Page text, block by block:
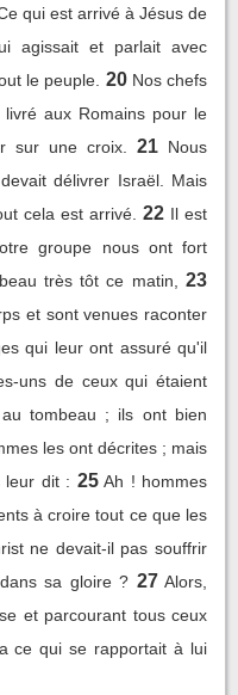
qui est arrivé à Jésus de
agissait et parlait avec
le peuple. 20 Nos chefs
aux Romains pour le
sur une croix.
21 Nous
délivrer Israël. Mais
cela est arrivé. 22 Il est
groupe nous ont fort
très tôt ce matin,
23
et sont venues raconter
qui leur ont assuré qu'il
uns de ceux qui étaient
tombeau ; ils ont bien
les ont décrites ; mais
leur dit : 25 Ah ! hommes
à croire tout ce que les
ne devait-il pas souffrir
sa gloire ? 27 Alors,
et parcourant tous ceux
ce qui se rapportait à lui